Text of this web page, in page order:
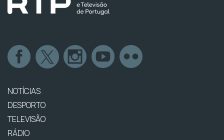
NOTÍCIAS
DESPORTO
TELEVISÃO
RÁDIO